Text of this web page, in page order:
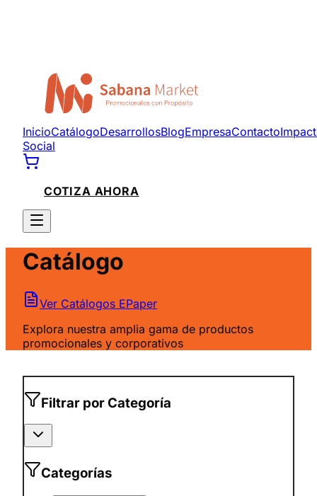
InicioCatálogoDesarrollosBlogEmpresaContacto
Social
COTIZA AHORA
Catálogo
Ver Catálogos EPaper
Explora nuestra amplia gama de productos
promocionales y corporativos
Filtrar por Categoría
Categorías